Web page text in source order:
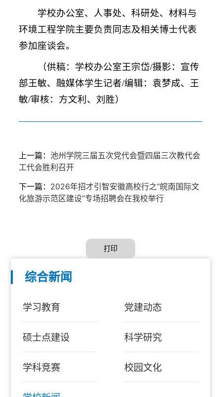
学校办公室、人事处、科研处、材料与
环境工程学院主要负责同志及相关博士代表
参加座谈会。
（供稿：学校办公室王宗岱/摄影：宣传
部王敏、融媒体学生记者/编辑：袁梦成、王
敏/审核：方文利、刘胜）
上一篇：池州学院三届五次党代会暨四届三次教代会
工代会胜利召开
下一篇： 2026年招才引智安徽高校行之“皖南国际文
化旅游示范区建设”专场招聘会在我校举行
打印
综合新闻
学习教育 党建动态
硕士点建设 科学研究
学科竞赛 校园文化